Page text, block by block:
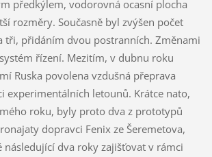
předkýlem, vodorovná ocasní plocha
rozměry. Současně byl zvýšen počet
tři, přidáním dvou postranních. Změnami
řízení. Mezitím, v dubnu roku
Ruska povolena vzdušná přeprava
experimentálních letounů. Krátce nato,
roku, byly proto dva z prototypů
dopravci Fenix ze Šeremetova,
následující dva roky zajišťovat v rámci